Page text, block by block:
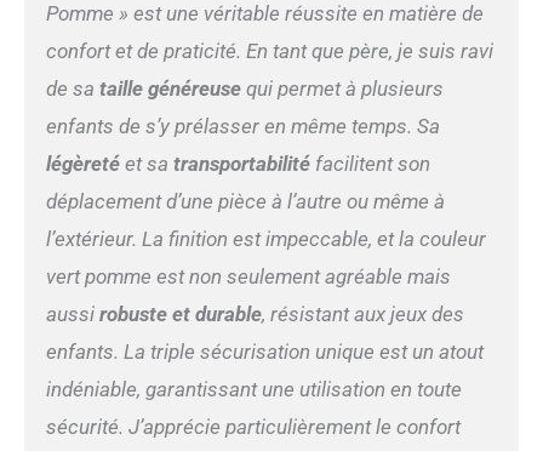
bleu, noir, rouge et mûre)
Pomme » est une véritable réussite en matière de
confort et de praticité. En tant que père, je suis ravi
de sa taille généreusequi permet à plusieurs
enfants de s’y prélasser en même temps. Sa
légèretéet sa transportabilitéfacilitent son
déplacement d’une pièce à l’autre ou même à
l’extérieur. La finition est impeccable, et la couleur
vert pomme est non seulement agréable mais
aussi robuste et durable, résistant aux jeux des
enfants. La triple sécurisation unique est un atout
indéniable, garantissant une utilisation en toute
sécurité. J’apprécie particulièrement le confort